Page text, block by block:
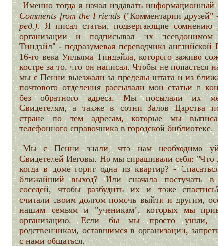
Именно тогда я начал издавать информационный
Comments from the Friends("Комментарии
ред.).Я писал статьи, подвергающие сомнению
организации и подписывал их
Тиндэйл" - подразумевая переводчика английской
16-го века Уильяма Тиндэйла, которого заживо
костре за то, что он написал. Чтобы не попасться
мы с Пенни выезжали за пределы штата и из
почтового отделения рассылали мои статьи в
без обратного адреса. Мы посылали их
Свидетелям, а также в сотни Залов Царства
стране по тем адресам, которые мы
телефонного справочника в городской библиотеке.
Мы с Пенни знали, что нам необходимо
Свидетелей Иеговы. Но мы спрашивали себя: "Что
когда в доме горит одна из квартир? -
ближайший выход? Или сначала постучать в
соседей, чтобы разбудить их и тоже
считали своим долгом помочь выйти и другим,
нашим семьям и "ученикам", которых мы
организацию. Если бы мы просто ушли,
родственникам, оставшимся в организации,
с нами общаться.